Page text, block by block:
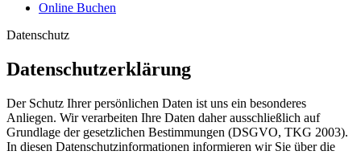
Online Buchen
Datenschutz
Datenschutzerklärung
Der Schutz Ihrer persönlichen Daten ist uns ein besonderes
Anliegen. Wir verarbeiten Ihre Daten daher ausschließlich auf
Grundlage der gesetzlichen Bestimmungen (DSGVO, TKG 2003).
In diesen Datenschutz­informationen informieren wir Sie über die